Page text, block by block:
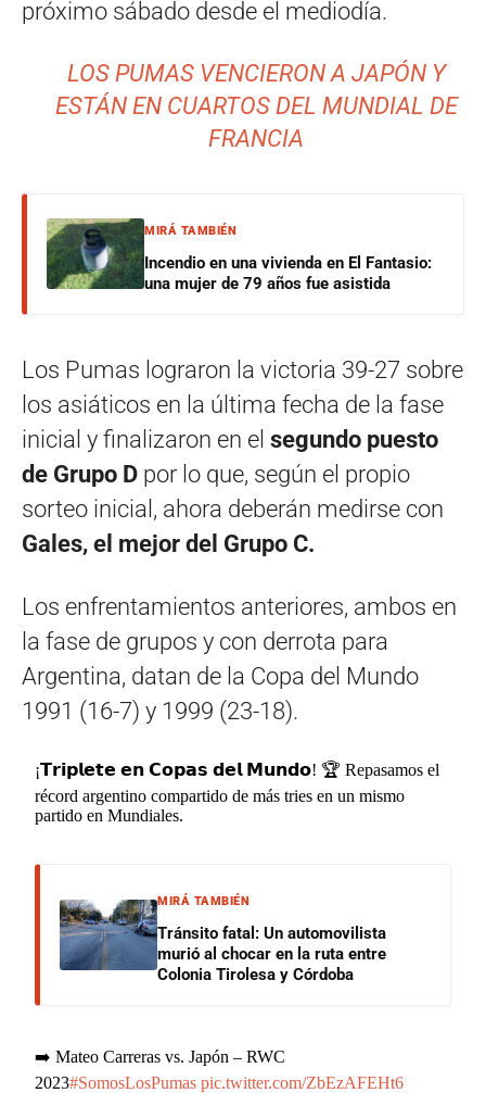
próximo sábado desde el mediodía.
LOS PUMAS VENCIERON A JAPÓN Y
ESTÁN EN CUARTOS DEL MUNDIAL DE
FRANCIA
MIRÁ TAMBIÉN
Incendio en una vivienda en El Fantasio:
una mujer de 79 años fue asistida
Los Pumas lograron la victoria 39-27 sobre
los asiáticos en la última fecha de la fase
inicial y finalizaron en el segundo puesto
de Grupo D por lo que, según el propio
sorteo inicial, ahora deberán medirse con
Gales, el mejor del Grupo C.
Los enfrentamientos anteriores, ambos en
la fase de grupos y con derrota para
Argentina, datan de la Copa del Mundo
1991 (16-7) y 1999 (23-18).
¡𝗧𝗿𝗶𝗽𝗹𝗲𝘁𝗲 𝗲𝗻 𝗖𝗼𝗽𝗮𝘀 𝗱𝗲𝗹 𝗠𝘂𝗻𝗱𝗼! 🏆 Repasamos el
récord argentino compartido de más tries en un mismo
partido en Mundiales.
MIRÁ TAMBIÉN
Tránsito fatal: Un automovilista
murió al chocar en la ruta entre
Colonia Tirolesa y Córdoba
➡️ Mateo Carreras vs. Japón – RWC
2023#SomosLosPumas pic.twitter.com/ZbEzAFEHt6